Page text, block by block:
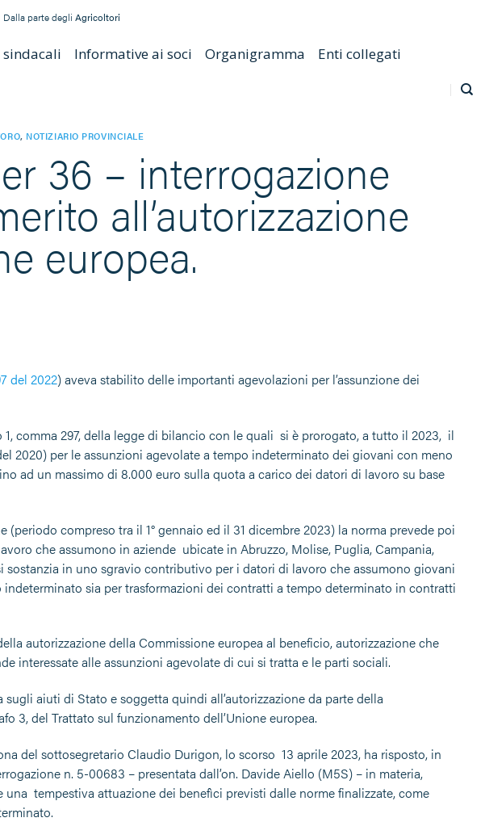
Dalla parte degli Agricoltori
sindacali Informative ai soci Organigramma Enti collegati
, NOTIZIARIO PROVINCIALE
36 – interrogazione
all’autorizzazione
europea.
del 2022) aveva stabilito delle importanti agevolazioni per l’assunzione dei
comma 297, della legge di bilancio con le quali si è prorogato, a tutto il 2023, il
2020) per le assunzioni agevolate a tempo indeterminato dei giovani con meno
ad un massimo di 8.000 euro sulla quota a carico dei datori di lavoro su base
(periodo compreso tra il 1° gennaio ed il 31 dicembre 2023) la norma prevede poi
che assumono in aziende ubicate in Abruzzo, Molise, Puglia, Campania,
sostanzia in uno sgravio contributivo per i datori di lavoro che assumono giovani
sia per trasformazioni dei contratti a tempo determinato in contratti
autorizzazione della Commissione europea al beneficio, autorizzazione che
interessate alle assunzioni agevolate di cui si tratta e le parti sociali.
aiuti di Stato e soggetta quindi all’autorizzazione da parte della
3, del Trattato sul funzionamento dell’Unione europea.
del sottosegretario Claudio Durigon, lo scorso 13 aprile 2023, ha risposto, in
n. 5-00683 – presentata dall’on. Davide Aiello (M5S) – in materia,
tempestiva attuazione dei benefìci previsti dalle norme finalizzate, come